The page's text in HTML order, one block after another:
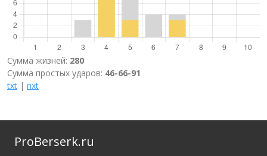
Сумма жизней: 280
Сумма простых ударов: 46-66-91
txt | nxt
ProBerserk.ru